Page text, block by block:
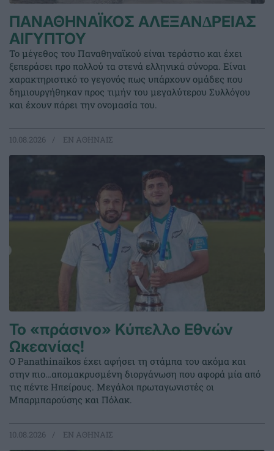
ΠΑΝΑΘΗΝΑΪΚΟΣ ΑΛΕΞΑΝ∆ΡΕΙΑΣ
ΑΙΓΥΠΤΟΥ
Το μέγεθος του Παναθηναϊκού είναι τεράστιο και έχει
ξεπεράσει προ πολλού τα στενά ελληνικά σύνορα. Είναι
χαρακτηριστικό το γεγονός πως υπάρχουν ομάδες που
δημιουργήθηκαν προς τιμήν του μεγαλύτερου Συλλόγου
και έχουν πάρει την ονομασία του.
10.08.2026 EΝ ΑΘΗΝΑΙΣ
Το «πράσινο» Κύπελλο Εθνών
Ωκεανίας!
Ο Panathinaikos έχει αφήσει τη στάμπα του ακόμα και
στην πιο…απομακρυσμένη διοργάνωση που αφορά μία από
τις πέντε Ηπείρους. Μεγάλοι πρωταγωνιστές οι
Μπαρμπαρούσης και Πόλακ.
10.08.2026 EΝ ΑΘΗΝΑΙΣ